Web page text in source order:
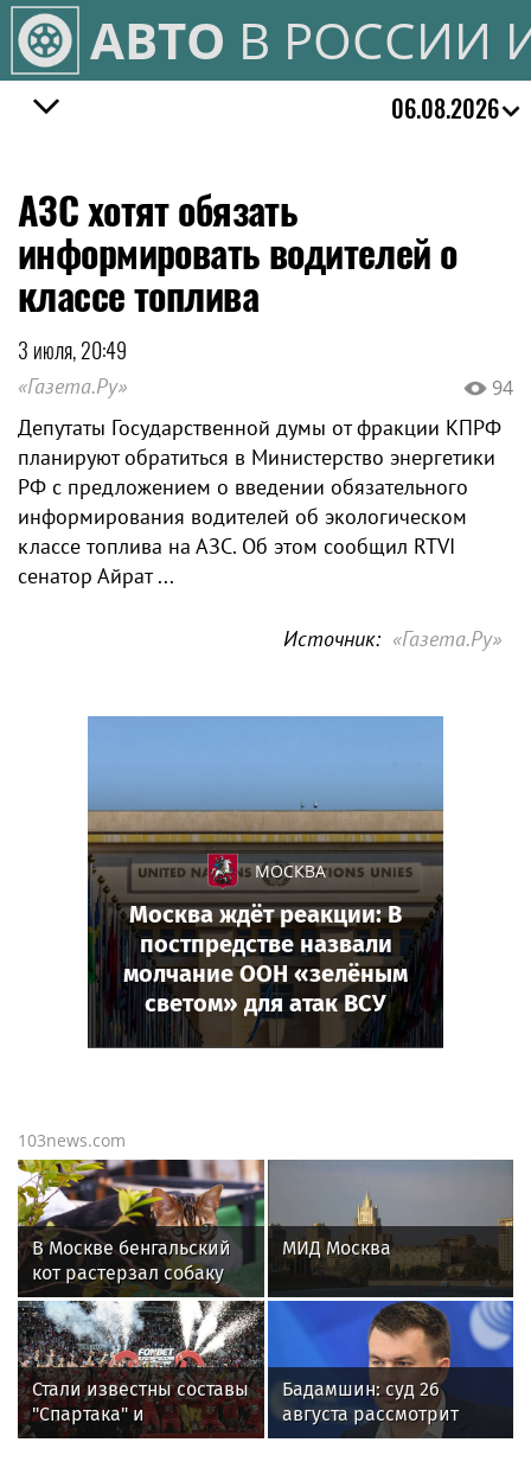
АВТО В РОССИИ
06.08.2026
АЗС хотят обязать
информировать водителей о
классе топлива
3 июля, 20:49
«Газета.Ру» 94
Депутаты Государственной думы от фракции КПРФ
планируют обратиться в Министерство энергетики
РФ с предложением о введении обязательного
информирования водителей об экологическом
классе топлива на АЗС. Об этом сообщил RTVI
сенатор Айрат ...
Источник: «Газета.Ру»
103news.com
В Москве бенгальский
кот растерзал собаку
МИД Москва
Стали известны составы
"Спартака" и
"Оренбурга" на матч
Бадамшин: суд 26
августа рассмотрит
жалобы на арест
МОСКВА
Москва ждёт реакции: В
постпредстве назвали
молчание ООН «зелёным
светом» для атак ВСУ